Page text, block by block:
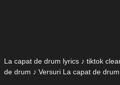
La capat de drum lyrics ♪ tiktok
de drum ♪ Versuri La capat de drum